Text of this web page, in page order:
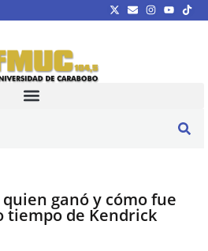
quien ganó y cómo fue
tiempo de Kendrick